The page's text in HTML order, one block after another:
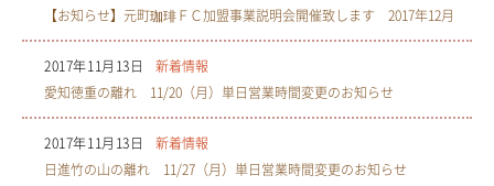
【お知らせ】元町珈琲ＦＣ加盟事業説明会開催致します 2017年12月
2017年11月13日
新着情報
愛知徳重の離れ 11/20（月）単日営業時間変更のお知らせ
2017年11月13日
新着情報
日進竹の山の離れ 11/27（月）単日営業時間変更のお知らせ